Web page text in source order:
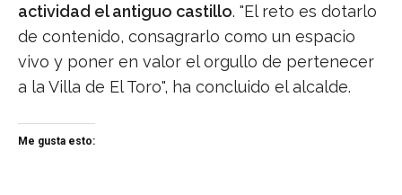
actividad el antiguo castillo. "El reto es dotarlo
de contenido, consagrarlo como un espacio
vivo y poner en valor el orgullo de pertenecer
a la Villa de El Toro", ha concluido el alcalde.
Me gusta esto: